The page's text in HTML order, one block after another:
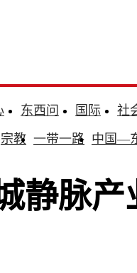
东西问 国际
社
宗教 一带一路 中国—
静脉